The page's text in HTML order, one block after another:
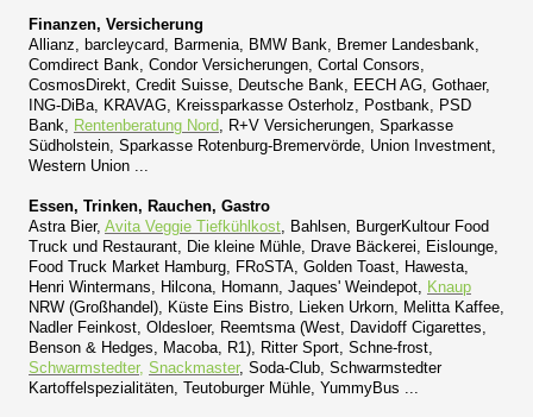
Finanzen, Versicherung
Allianz, barcleycard, Barmenia, BMW Bank, Bremer Landesbank,
Comdirect Bank, Condor Versicherungen, Cortal Consors,
CosmosDirekt, Credit Suisse, Deutsche Bank, EECH AG, Gothaer,
ING-DiBa, KRAVAG, Kreissparkasse Osterholz, Postbank, PSD
Bank,
Rentenberatung Nord , R+V Versicherungen, Sparkasse
Südholstein, Sparkasse Rotenburg-Bremervörde, Union Investment,
Western Union ...
Essen, Trinken, Rauchen, Gastro
Astra Bier, Avita Veggie Tiefkühlkost , Bahlsen, BurgerKultour Food
Truck und Restaurant, Die kleine Mühle, Drave Bäckerei, Eislounge,
Food Truck Market Hamburg, FRoSTA, Golden Toast, Hawesta,
Henri Wintermans, Hilcona, Homann, Jaques' Weindepot,
Knaup
NRW (Großhandel), Küste Eins Bistro, Lieken Urkorn, Melitta Kaffee,
Nadler Feinkost, Oldesloer, Reemtsma (West, Davidoff Cigarettes,
Benson & Hedges, Macoba, R1), Ritter Sport, Schne-frost,
Schwarmstedter, Snackmaster, Soda-Club, Schwarmstedter
Kartoffelspezialitäten, Teutoburger Mühle, YummyBus ...